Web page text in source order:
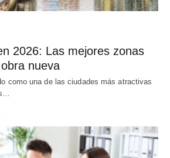
2026: Las mejores zonas
nueva
como una de las ciudades más atractivas